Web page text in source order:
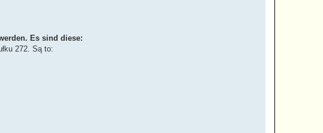
Es sind diese:
272. Są to: